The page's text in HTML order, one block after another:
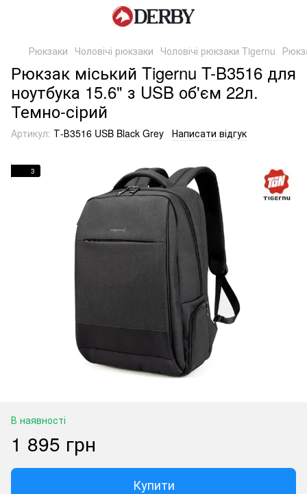
Рюкзаки Чоловічі рюкзаки Чоловічі рюкзаки Tigernu
Рюкзак міський Tigernu T-B3516 для
ноутбука 15.6" з USB об'єм 22л.
Темно-сірий
Артикул: Т-В3516 USB Black Grey Написати відгук
3
В наявності
1 895 грн
Купити